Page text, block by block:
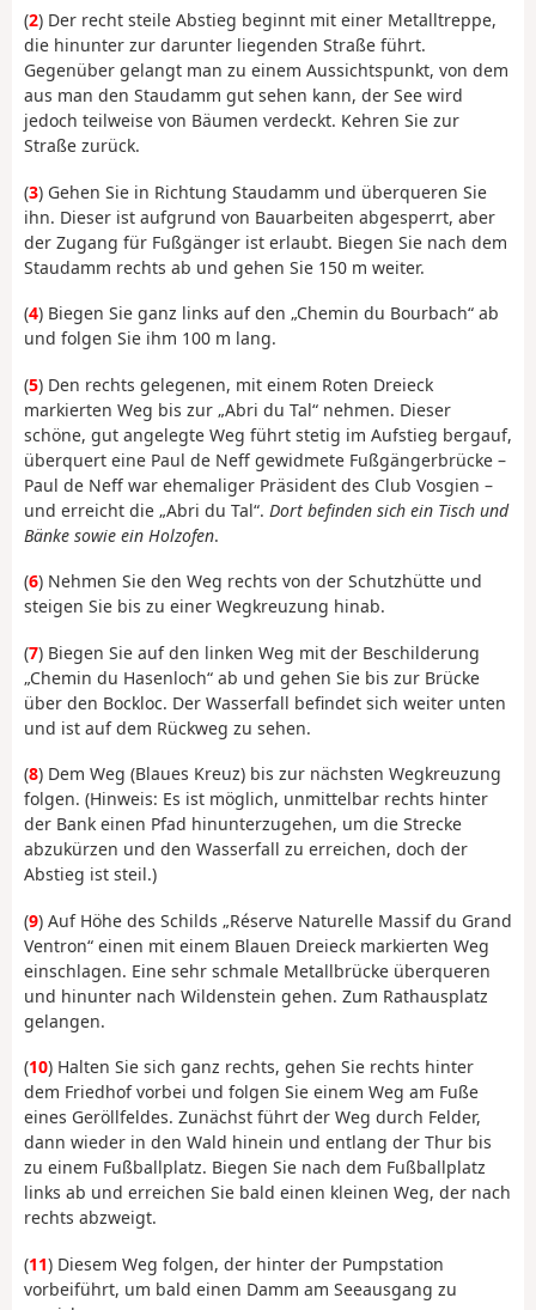
(2) Der recht steile Abstieg beginnt mit einer Metalltreppe,
die hinunter zur darunter liegenden Straße führt.
Gegenüber gelangt man zu einem Aussichtspunkt, von dem
aus man den Staudamm gut sehen kann, der See wird
jedoch teilweise von Bäumen verdeckt. Kehren Sie zur
Straße zurück.
(3) Gehen Sie in Richtung Staudamm und überqueren Sie
ihn. Dieser ist aufgrund von Bauarbeiten abgesperrt, aber
der Zugang für Fußgänger ist erlaubt. Biegen Sie nach dem
Staudamm rechts ab und gehen Sie 150 m weiter.
(4) Biegen Sie ganz links auf den „Chemin du Bourbach“ ab
und folgen Sie ihm 100 m lang.
(5) Den rechts gelegenen, mit einem Roten Dreieck
markierten Weg bis zur „Abri du Tal“ nehmen. Dieser
schöne, gut angelegte Weg führt stetig im Aufstieg bergauf,
überquert eine Paul de Neff gewidmete Fußgängerbrücke –
Paul de Neff war ehemaliger Präsident des Club Vosgien –
und erreicht die „Abri du Tal“. Dort befinden sich ein Tisch und
Bänke sowie ein Holzofen.
(6) Nehmen Sie den Weg rechts von der Schutzhütte und
steigen Sie bis zu einer Wegkreuzung hinab.
(7) Biegen Sie auf den linken Weg mit der Beschilderung
„Chemin du Hasenloch“ ab und gehen Sie bis zur Brücke
über den Bockloc. Der Wasserfall befindet sich weiter unten
und ist auf dem Rückweg zu sehen.
(8) Dem Weg (Blaues Kreuz) bis zur nächsten Wegkreuzung
folgen. (Hinweis: Es ist möglich, unmittelbar rechts hinter
der Bank einen Pfad hinunterzugehen, um die Strecke
abzukürzen und den Wasserfall zu erreichen, doch der
Abstieg ist steil.)
(9) Auf Höhe des Schilds „Réserve Naturelle Massif du Grand
Ventron“ einen mit einem Blauen Dreieck markierten Weg
einschlagen. Eine sehr schmale Metallbrücke überqueren
und hinunter nach Wildenstein gehen. Zum Rathausplatz
gelangen.
(10) Halten Sie sich ganz rechts, gehen Sie rechts hinter
dem Friedhof vorbei und folgen Sie einem Weg am Fuße
eines Geröllfeldes. Zunächst führt der Weg durch Felder,
dann wieder in den Wald hinein und entlang der Thur bis
zu einem Fußballplatz. Biegen Sie nach dem Fußballplatz
links ab und erreichen Sie bald einen kleinen Weg, der nach
rechts abzweigt.
(11) Diesem Weg folgen, der hinter der Pumpstation
vorbeiführt, um bald einen Damm am Seeausgang zu